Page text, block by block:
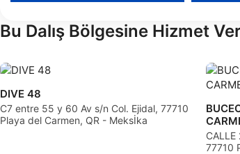
Bu Dalış Bölgesine Hizmet
DIVE 48
C7 entre 55 y 60 Av s/n Col. Ejidal, 77710
Playa del Carmen, QR - Meksİka
77710
Kişiselleştirilmiş reklam için profiller
İçeriği kişiselleştirmek için profiller
Kişiselleştirilmiş içerik seçmek için profilleri